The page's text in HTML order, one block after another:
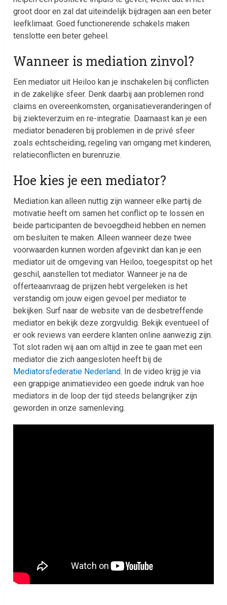
groot door en zal dat uiteindelijk bijdragen aan een beter
leefklimaat. Goed functionerende schakels maken
tenslotte een beter geheel.
Wanneer is mediation zinvol?
Een mediator uit Heiloo kan je inschakelen bij conflicten
in de zakelijke sfeer. Denk daarbij aan problemen rond
claims en overeenkomsten, organisatieveranderingen of
bij ziekteverzuim en re-integratie. Daarnaast kan je een
mediator benaderen bij problemen in de privé sfeer
zoals echtscheiding, regeling van omgang met kinderen,
relatieconflicten en burenruzie.
Hoe kies je een mediator?
Mediation kan alleen nuttig zijn wanneer elke partij de
motivatie heeft om samen het conflict op te lossen en
beide participanten de bevoegdheid hebben en nemen
om besluiten te maken. Alleen wanneer deze twee
voorwaarden kunnen worden afgevinkt dan kan je een
mediator uit de omgeving van Heiloo, toegespitst op het
geschil, aanstellen tot mediator. Wanneer je na de
offerteaanvraag de prijzen hebt vergeleken is het
verstandig om jouw eigen gevoel per mediator te
bekijken. Surf naar de website van de desbetreffende
mediator en bekijk deze zorgvuldig. Bekijk eventueel of
er ook reviews van eerdere klanten online aanwezig zijn.
Tot slot raden wij aan om altijd in zee te gaan met een
mediator die zich aangesloten heeft bij de
Mediatorsfederatie Nederland. In de video krijg je via
een grappige animatievideo een goede indruk van hoe
mediators in de loop der tijd steeds belangrijker zijn
geworden in onze samenleving.